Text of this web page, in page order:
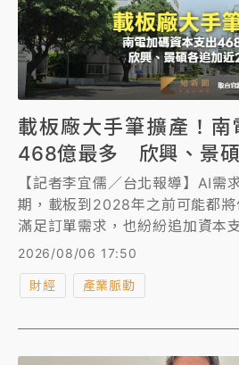
載板廠大手筆擴產！南
468億最多 欣興、景
【記者李宜儒／台北報導】AI需
期，載板到2028年之前可能都
滿足訂單需求，也紛紛追加資本
電新增468億元最多，欣興、景
及196億元，欣興也另外通過長
再增加約新台幣176億元。
2026/08/06 17:50
財經 產業脈動